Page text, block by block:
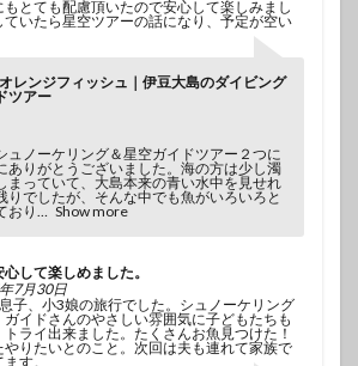
とても配慮頂いたので安心して楽しみまし
いたら星空ツアーの話になり、予定が空い
レンジフィッシュ｜伊豆大島のダイビング
ツアー
ュノーケリング＆星空ガイドツアー２つに
ありがとうございました。海の方は少し濁
まっていて、大島本来の青い水中を見せれ
りでしたが、そんな中でも魚がいろいろと
おり
Show more
して楽しめました。
7月30日
子、小3娘の旅行でした。シュノーケリング
ガイドさんのやさしい雰囲気に子どもたちも
ライ出来ました。たくさんお魚見つけた！
やりたいとのこと。次回は夫も連れて家族で
す。